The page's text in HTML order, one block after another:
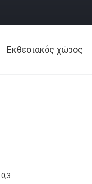
Εκθεσιακός χώρος
0,3